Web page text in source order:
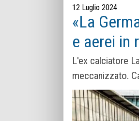
12 Luglio 2024
«La
e aerei in
L'ex calciatore
meccanizzato.